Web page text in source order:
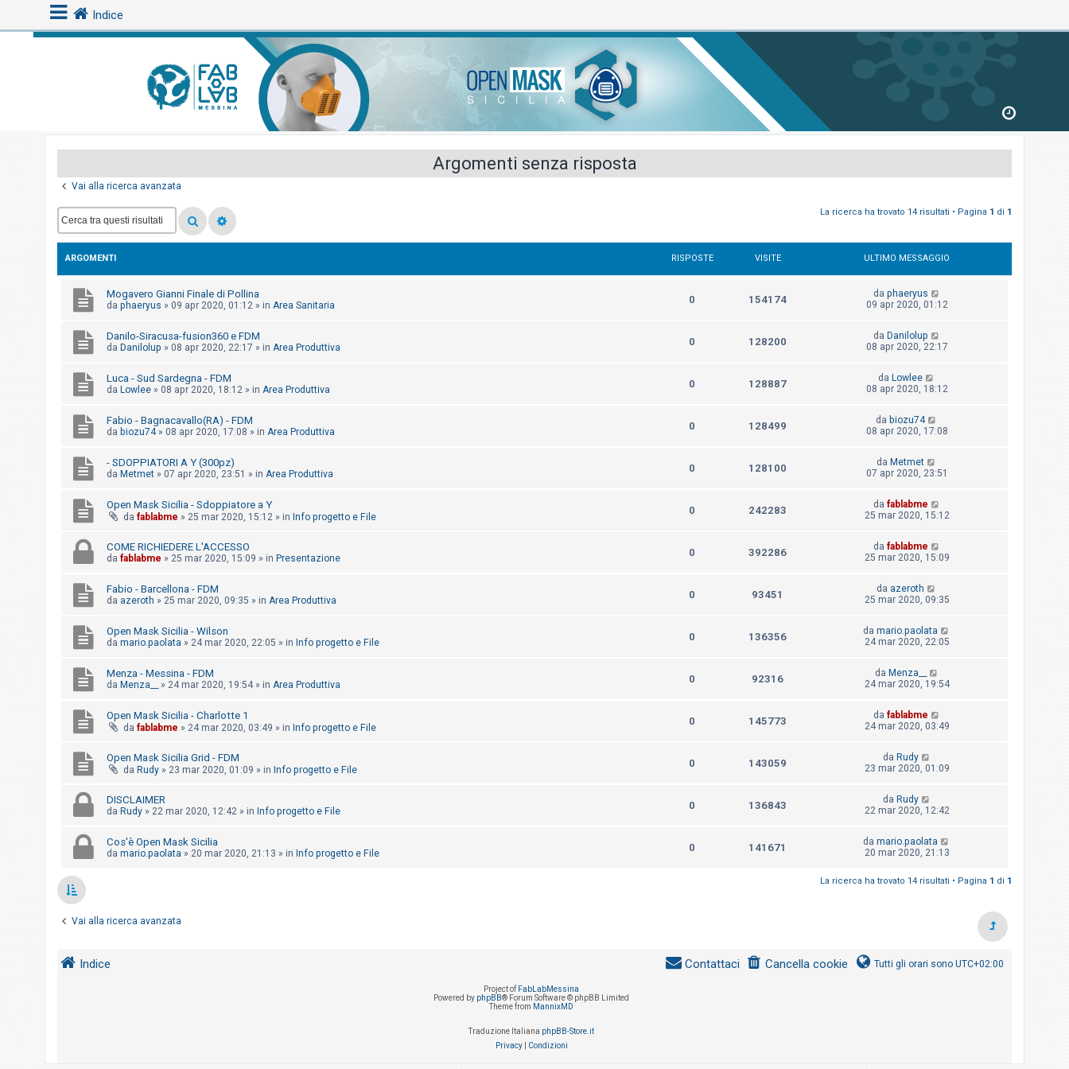
Indice
Argomenti senza risposta
Vai alla ricerca avanzata
La ricerca ha trovato 14 risultati • Pagina 1 di 1
ARGOMENTI RISPOSTE VISITE ULTIMO MESSAGGIO
Mogavero Gianni Finale di Pollina
da phaeryus » 09 apr 2020, 01:12 » in Area Sanitaria 0 154174 da phaeryus
09 apr 2020, 01:12
Danilo-Siracusa-fusion360 e FDM
da Danilolup » 08 apr 2020, 22:17 » in Area Produttiva 0 128200 da Danilolup
08 apr 2020, 22:17
Luca - Sud Sardegna - FDM
da Lowlee » 08 apr 2020, 18:12 » in Area Produttiva 0 128887 da Lowlee
08 apr 2020, 18:12
Fabio - Bagnacavallo(RA) - FDM
da biozu74» 08 apr 2020, 17:08 » in Area Produttiva 0 128499 da biozu74
08 apr 2020, 17:08
- SDOPPIATORI A Y (300pz)
da Metmet » 07 apr 2020, 23:51 » in Area Produttiva 0 128100 da Metmet
07 apr 2020, 23:51
Open Mask Sicilia - Sdoppiatore a Y
da fablabme » 25 mar 2020, 15:12 » in Info progetto e File
0 242283 da fablabme
25 mar 2020, 15:12
COME RICHIEDERE L'ACCESSO
da fablabme » 25 mar 2020, 15:09 » in Presentazione 0 392286 da fablabme
25 mar 2020, 15:09
Fabio - Barcellona - FDM
da azeroth » 25 mar 2020, 09:35 » in Area Produttiva 0 93451 da azeroth
25 mar 2020, 09:35
Open Mask Sicilia - Wilson
da mario.paolata » 24 mar 2020, 22:05 » in Info progetto e File 0 136356 damario.paolata
24 mar 2020, 22:05
Menza - Messina - FDM
da Menza__ » 24 mar 2020, 19:54» in Area Produttiva 0 92316 da Menza__
24 mar 2020, 19:54
Open Mask Sicilia - Charlotte 1
da fablabme » 24 mar 2020, 03:49 » in Info progetto e File
0 145773 da fablabme
24 mar 2020, 03:49
Open Mask Sicilia Grid - FDM
da Rudy » 23 mar 2020, 01:09 » in Info progetto e File
0 143059 da Rudy
23 mar 2020, 01:09
DISCLAIMER
da Rudy » 22 mar 2020, 12:42 » in Info progetto e File 0 136843 da Rudy
22 mar 2020, 12:42
Cos'è Open Mask Sicilia
da mario.paolata » 20 mar 2020, 21:13 » in Info progetto e File 0 141671 damario.paolata
20 mar 2020, 21:13
La ricerca ha trovato 14 risultati • Pagina 1 di 1
Vai alla ricerca avanzata
Indice Tutti gli orari sono UTC+02:00
Cancella cookie
Contattaci
Project of FabLabMessina
Powered by phpBB® Forum Software © phpBB Limited
Theme from MannixMD
Traduzione Italiana phpBB-Store.it
Privacy| Condizioni